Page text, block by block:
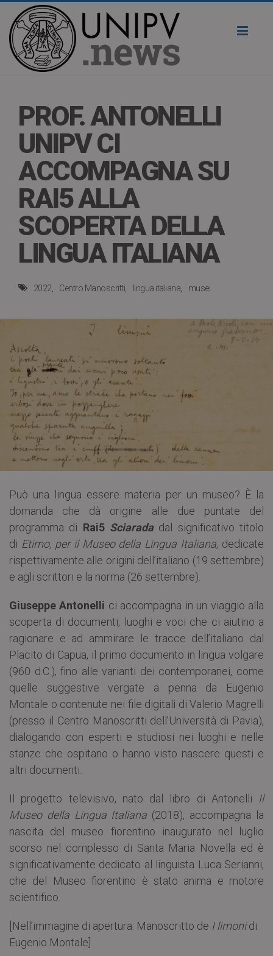
PROF. ANTONELLI
UNIPV CI
ACCOMPAGNA SU
RAI5 ALLA
SCOPERTA DELLA
LINGUA ITALIANA
2022 Centro Manoscritti lingua italiana musei
Può una lingua essere materia per un museo? È la
domanda che dà origine alle due puntate del
programma di Rai5 Sciaradadal significativo titolo
di Etimo, per il Museo della Lingua Italiana, dedicate
rispettivamente alle origini dell’italiano (19 settembre)
e agli scrittori e la norma (26 settembre).
Giuseppe Antonelli ci accompagna in un viaggio alla
scoperta di documenti, luoghi e voci che ci aiutino a
ragionare e ad ammirare le tracce dell’italiano dal
Placito di Capua, il primo documento in lingua volgare
(960 d.C.), fino alle varianti dei contemporanei, come
quelle suggestive vergate a penna da Eugenio
Montale o contenute nei file digitali di Valerio Magrelli
(presso il Centro Manoscritti dell’Università di Pavia),
dialogando con esperti e studiosi nei luoghi e nelle
stanze che ospitano o hanno visto nascere questi e
altri documenti.
Il progetto televisivo, nato dal libro di Antonelli Il
Museo della Lingua Italiana (2018), accompagna la
nascita del museo fiorentino inaugurato nel luglio
scorso nel complesso di Santa Maria Novella ed è
significativamente dedicato al linguista Luca Serianni,
che del Museo fiorentino è stato anima e motore
scientifico.
[Nell’immagine di apertura: Manoscritto de I limonidi
Eugenio Montale]